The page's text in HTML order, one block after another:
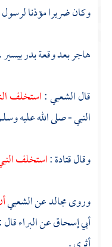
وكان ضريرا مؤذنا
هاجر بعد وقعةبدربيسير
قالالشعبي:استخلف
النبي - صلى الله عليه
وقالقتادة:استخلف
وروىمجالدعنالشعبي
أبي إسحاقعنالبراء